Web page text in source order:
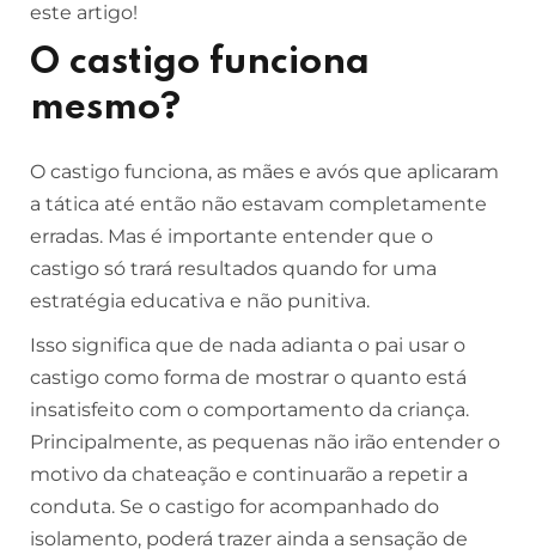
este artigo!
O castigo funciona
mesmo?
O castigo funciona, as mães e avós que aplicaram
a tática até então não estavam completamente
erradas. Mas é importante entender que o
castigo só trará resultados quando for uma
estratégia educativa e não punitiva.
Isso significa que de nada adianta o pai usar o
castigo como forma de mostrar o quanto está
insatisfeito com o comportamento da criança.
Principalmente, as pequenas não irão entender o
motivo da chateação e continuarão a repetir a
conduta. Se o castigo for acompanhado do
isolamento, poderá trazer ainda a sensação de